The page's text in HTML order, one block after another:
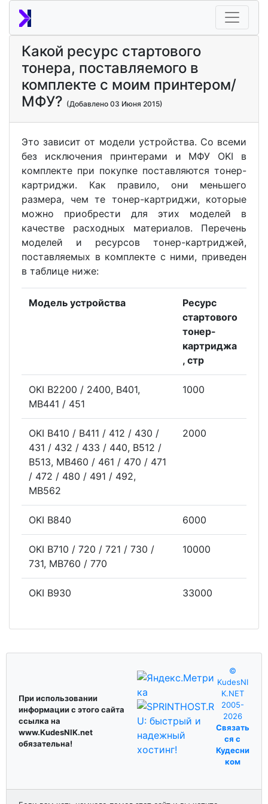
Какой ресурс стартового
тонера, поставляемого в
комплекте с моим принтером/
МФУ? (Добавлено 03 Июня 2015)
Это зависит от модели устройства. Со всеми
без исключения принтерами и МФУ OKI в
комплекте при покупке поставляются тонер-
картриджи. Как правило, они меньшего
размера, чем те тонер-картриджи, которые
можно приобрести для этих моделей в
качестве расходных материалов. Перечень
моделей и ресурсов тонер-картриджей,
поставляемых в комплекте с ними, приведен
в таблице ниже:
Модель устройства
Ресурс
стартового
тонер-
картриджа
, стр
OKI B2200 / 2400, B401,
MB441 / 451
1000
OKI B410 / B411 / 412 / 430 /
431 / 432 / 433 / 440, B512 /
B513, MB460 / 461 / 470 / 471
/ 472 / 480 / 491 / 492,
MB562
2000
OKI B840 6000
OKI B710 / 720 / 721 / 730 /
731, MB760 / 770
10000
OKI B930 33000
При использовании
информации с этого сайта
ссылка на
www.KudesNIK.net
обязательна!
©
KudesNI
K.NET
2005-
2026
Связать
ся с
Кудесни
ком